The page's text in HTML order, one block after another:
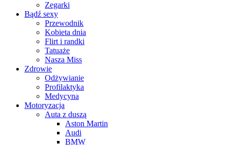
Zegarki
Bądź sexy
Przewodnik
Kobieta dnia
Flirt i randki
Tatuaże
Nasza Miss
Zdrowie
Odżywianie
Profilaktyka
Medycyna
Motoryzacja
Auta z duszą
Aston Martin
Audi
BMW